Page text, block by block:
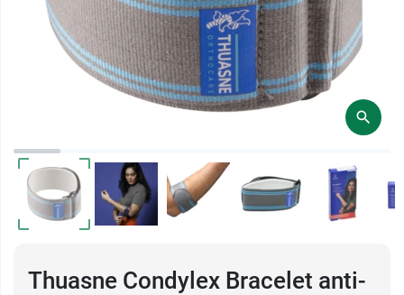
Thuasne Condylex Bracelet anti-